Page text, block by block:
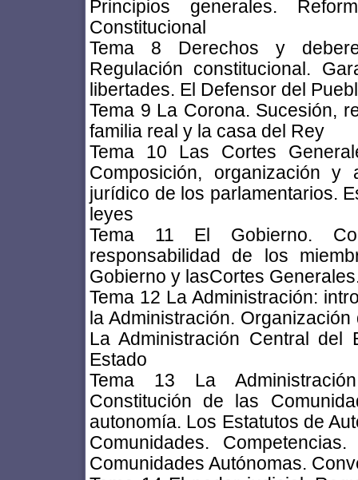
Principios generales.
Constitucional
Tema 8 Derechos y
Regulación constitucional.
libertades. El Defensor del
Tema 9 La Corona. Sucesión,
familia real y la casa del Rey
Tema 10 Las Cortes
Composición, organización y
jurídico de los parlamentarios.
leyes
Tema 11 El Gobierno.
responsabilidad de los
Gobierno y lasCortes
Tema 12 La Administración:
la Administración.
La Administración Central del
Estado
Tema 13 La
Constitución de las
autonomía. Los Estatutos de
Comunidades.
Comunidades Autónomas.